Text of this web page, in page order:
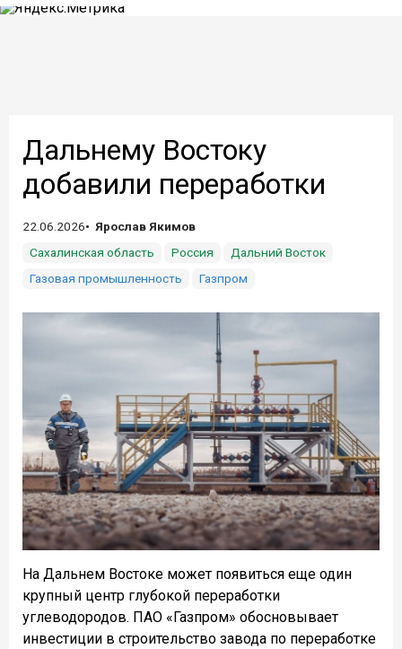
Дальнему Востоку
добавили переработки
22.06.2026
Ярослав Якимов
Сахалинская область
Россия
Дальний Восток
Газовая промышленность
Газпром
На Дальнем Востоке может появиться еще один
крупный центр глубокой переработки
углеводородов. ПАО «Газпром» обосновывает
инвестиции в строительство завода по переработке